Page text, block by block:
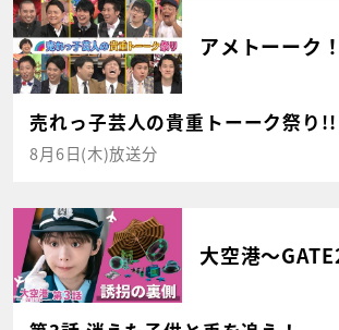
アメトーーク！
売れっ子芸人の貴重トーーク祭り!!
8月6日(木)放送分
大空港～